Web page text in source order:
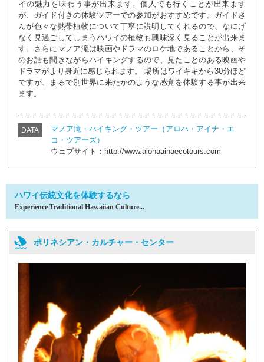
イの魅力を味わう事が出来ます。個人でも行くことが出来ます
が、ガイド付きの体験ツアーでの参加がおすすめです。ガイドさ
んが色々な熱帯植物について丁寧に説明してくれるので、なにげ
なく見過ごしてしまうハワイの植物も興味深く見ることが出来ま
す。さらにマノア滝は映画やドラマのロケ地であることから、そ
のお話も聞きながらハイキングするので、見たことのある映画や
ドラマがより身近に感じられます。 場所はワイキキから30分ほど
ですが、まるで別世界に来たかのような感覚を体験する事が出来
ます。
DATA
マノア滝・ハイキング・ツアー（アロハ・アイナ・エ
コ・ツアーズ）
ウェブサイト：http://www.alohaainaecotours.com
ハワイ伝統文化を体験するなら
Experience Traditional Hawaiian Culture...
ポリネシアン・カルチャー・センター